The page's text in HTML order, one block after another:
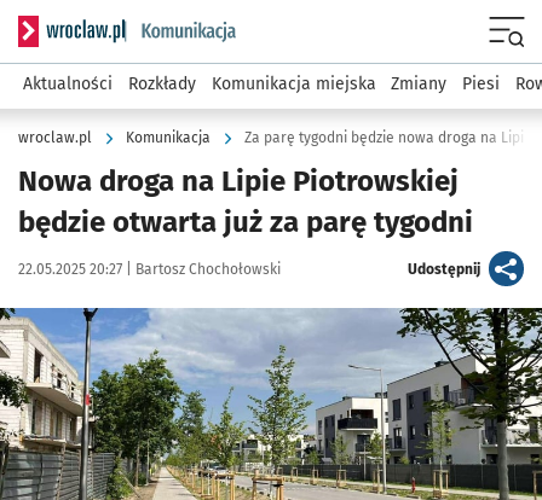
Serwis informacyjny wroclaw.pl podserwis: Komunikacja
Aktualności Rozkłady Komunikacja miejska Zmiany Piesi
wroclaw.pl Komunikacja Za parę tygodni będzie nowa droga na Lipie
Nowa droga na Lipie Piotrowskiej
będzie otwarta już za parę tygodni
Data publikacji:
22.05.2025 20:27 | Autor:
Bartosz Chochołowski Udostępnijartykuł
Kliknij, aby powiększyć